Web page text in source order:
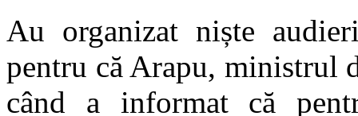
Au organizat niște
pentru că Arapu, ministrul
când a informat că